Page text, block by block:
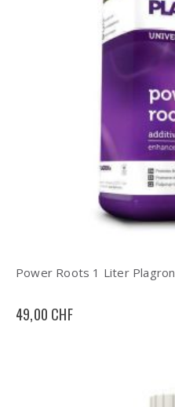
Power Roots 1 Liter Plagron
49,00 CHF